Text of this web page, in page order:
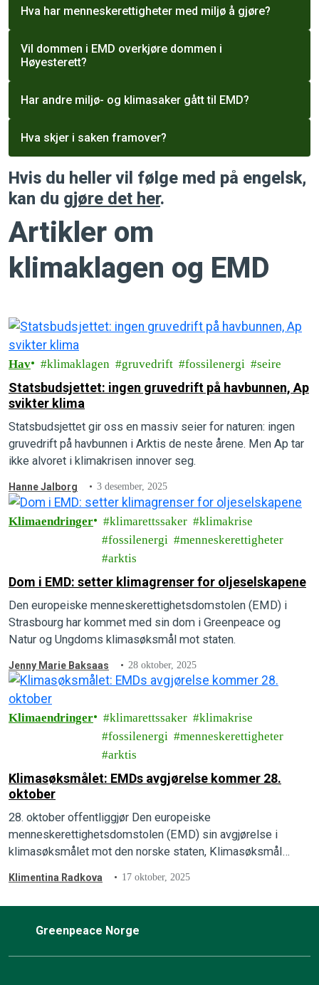
Hva har menneskerettigheter med miljø å gjøre?
Vil dommen i EMD overkjøre dommen i
Høyesterett?
Har andre miljø- og klimasaker gått til EMD?
Hva skjer i saken framover?
Hvis du heller vil følge med på engelsk,
kan du gjøre det her.
Artikler om
klimaklagen og EMD
Hav klimaklagen gruvedrift fossilenergi seire
Statsbudsjettet: ingen gruvedrift på havbunnen, Ap
svikter klima
Statsbudsjettet gir oss en massiv seier for naturen: ingen
gruvedrift på havbunnen i Arktis de neste årene. Men Ap tar
ikke alvoret i klimakrisen innover seg.
Hanne Jalborg 3 desember, 2025
Klimaendringer klimarettssaker
klimakrise
fossilenergi
menneskerettigheter
arktis
Dom i EMD: setter klimagrenser for oljeselskapene
Den europeiske menneskerettighetsdomstolen (EMD) i
Strasbourg har kommet med sin dom i Greenpeace og
Natur og Ungdoms klimasøksmål mot staten.
Jenny Marie Baksaas 28 oktober, 2025
Klimaendringer klimarettssaker
klimakrise
fossilenergi
menneskerettigheter
arktis
Klimasøksmålet: EMDs avgjørelse kommer 28.
oktober
28. oktober offentliggjør Den europeiske
menneskerettighetsdomstolen (EMD) sin avgjørelse i
klimasøksmålet mot den norske staten, Klimasøksmål
Klimentina Radkova 17 oktober, 2025
Greenpeace Norge